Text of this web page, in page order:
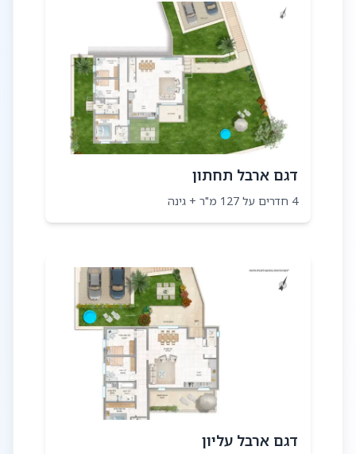
- תריס חשמלי בסלון
- רשתות בכל החלונות והויטרינות
- שבילים ומעקות לפי הצורך
- שיש אבן קיסר
- כיור מטבח כפול בהתקנה שטוחה
- ארונות מטבח- דלתות mdf.
גוף ארונות מטבח סנדוויץ
דגם ארבל תחתון
4 חדרים על 127 מ"ר + גינה
דגם ארבל עליון